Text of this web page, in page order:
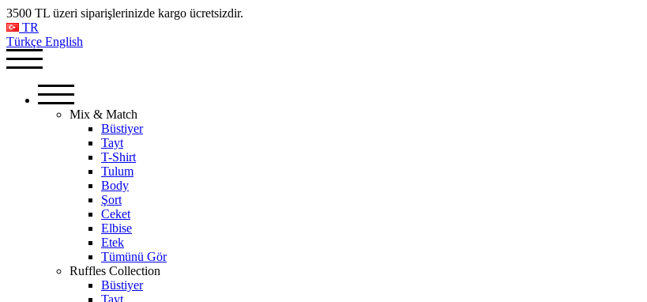
3500 TL üzeri siparişlerinizde kargo ücretsizdir.
TR
Türkçe English
Mix & Match
Büstiyer
Tayt
T-Shirt
Tulum
Body
Şort
Ceket
Elbise
Etek
Tümünü Gör
Ruffles Collection
Büstiyer
Tayt